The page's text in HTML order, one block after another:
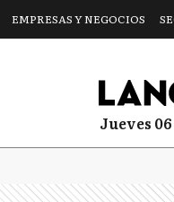
EMPRESAS Y NEGOCIOS
jueves